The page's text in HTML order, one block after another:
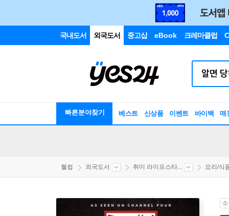
국내도서 외국도서 중고샵 eBook 크레마클럽
빠른분야찾기 베스트 신상품 이벤트 바이백 매
웰컴 외국도서 취미 라이프스타... 요리/식